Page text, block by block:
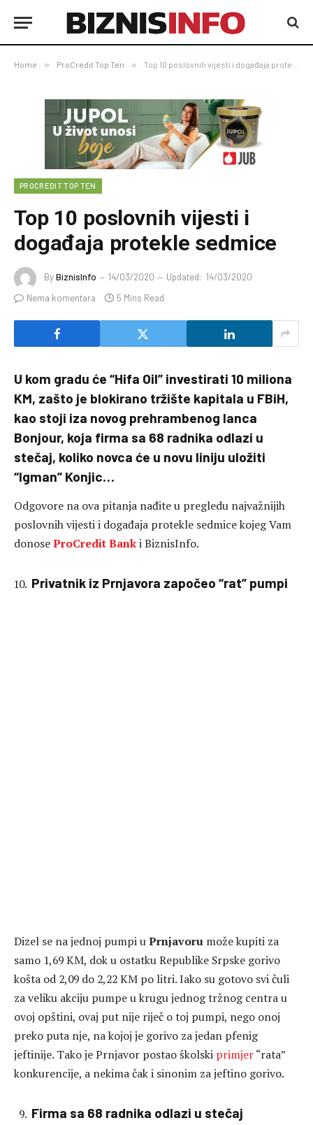
Home » ProCredit Top Ten » Top 10 poslovnih vijesti i događaja protekle sedmice
PROCREDIT TOP TEN
Top 10 poslovnih vijesti i
događaja protekle sedmice
ByBiznisInfo 14/03/2020 Updated: 14/03/2020
Nema komentara
5 Mins Read
U kom gradu će “Hifa Oil” investirati 10 miliona
KM, zašto je blokirano tržište kapitala u FBiH,
kao stoji iza novog prehrambenog lanca
Bonjour, koja firma sa 68 radnika odlazi u
stečaj, koliko novca će u novu liniju uložiti
“Igman” Konjic…
Odgovore na ova pitanja nađite u pregledu najvažnijih
poslovnih vijesti i događaja protekle sedmice kojeg Vam
donoseProCredit Banki BiznisInfo.
Privatnik iz Prnjavora započeo “rat” pumpi
Dizel se na jednoj pumpi uPrnjavoru može kupiti za
samo 1,69 KM, dok u ostatku Republike Srpske gorivo
košta od 2,09 do 2,22 KM po litri. Iako su gotovo svi čuli
za veliku akciju pumpe u krugu jednog tržnog centra u
ovoj opštini, ovaj put nije riječ o toj pumpi, nego onoj
preko puta nje, na kojoj je gorivo za jedan pfenig
jeftinije. Tako je Prnjavor postao školski primjer“rata”
konkurencije, a nekima čak i sinonim za jeftino gorivo.
Firma sa 68 radnika odlazi u stečaj